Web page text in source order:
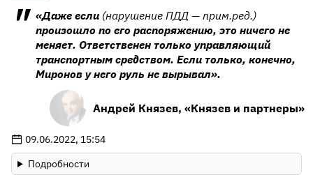
«Даже если (нарушение ПДД — прим.ред.)
произошло по его распоряжению, это ничего не
меняет. Ответственен только управляющий
транспортным средством. Если только, конечно,
Миронов у него руль не вырывал».
Андрей Князев, «Князев и партнеры»
09.06.2022, 15:54
Подробности